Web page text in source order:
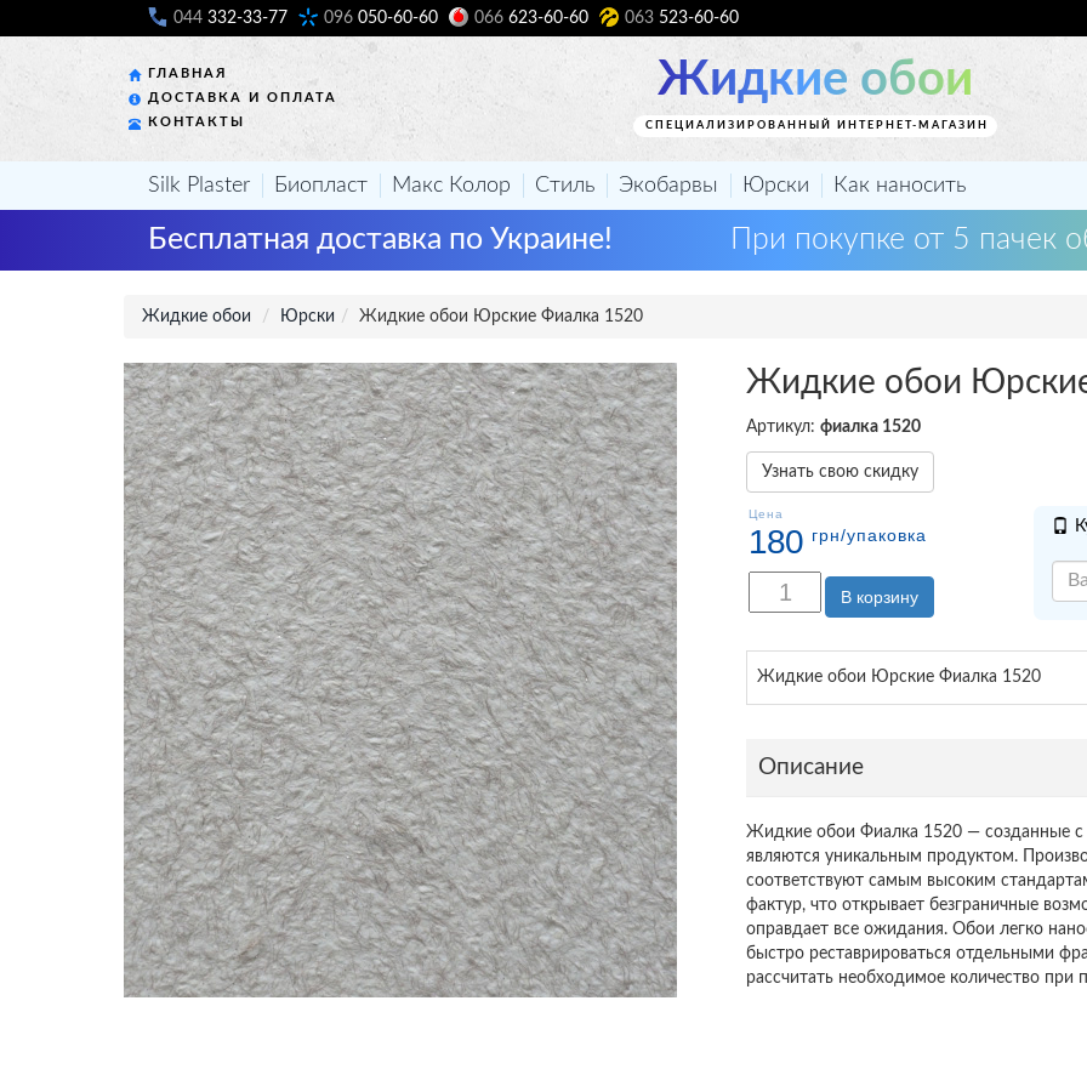
044 332-33-77 096 050-60-60 066 623-60-60 063 523-60-60
ГЛАВНАЯ
ДОСТАВКА И ОПЛАТА
КОНТАКТЫ
Жидкие обои
СПЕЦИАЛИЗИРОВАННЫЙ ИНТЕРНЕТ-МАГАЗИН
Silk Plaster Биопласт Макс Колор Стиль Экобарвы Юрски Как наносить
Бесплатная доставка по Украине! При покупке от 5 пачек
Жидкие обои Юрски Жидкие обои Юрские Фиалка 1520
Жидкие обои
Артикул: фиалка 1520
Узнать свою скидку
Цена
180 грн/упаковка
В корзину
Жидкие обои Юрские Фиалка 1520
Описание
Жидкие обои Фиалка 1520 — созданные с
являются уникальным продуктом.
соответствуют самым высоким
фактур, что открывает безграничные
оправдает все ожидания. Обои легко
быстро реставрироваться отдельными
рассчитать необходимое количество при